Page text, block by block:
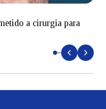
a cirurgia para